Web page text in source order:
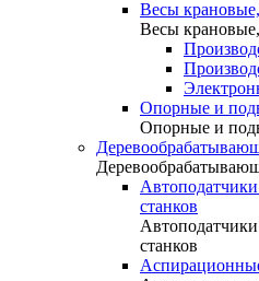
Весы
Весы
Опорные и
Опорные и
станков
станков